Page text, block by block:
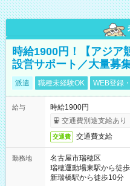
時給1900円！【アジア
設営サポート／大量募
派遣 職種未経験OK WEB登録
給与
時給1900円
交通費別途支給あり
交通費 交通費支給
勤務地
名古屋市瑞穂区
瑞穂運動場東駅から徒
新瑞橋駅から徒歩10分